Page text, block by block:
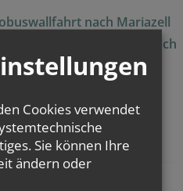
nach Mariazell
der Pfarre Jedlesee nach
Mariazell
September 2026
Hoffnung – Liebe – Friede
Cookies verwendet
Sie können Ihre
ändern oder